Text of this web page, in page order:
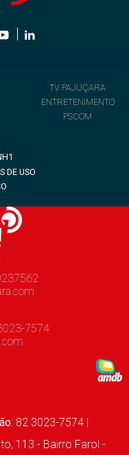
TV PAJUÇARA
ENTRETENIMENTO
PSCOM
DE USO
7574
82 3023-7574 |
113 - Bairro Farol -